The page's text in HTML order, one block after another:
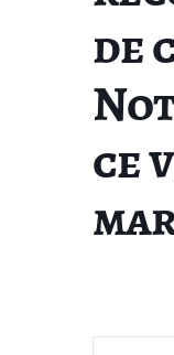
de
ce